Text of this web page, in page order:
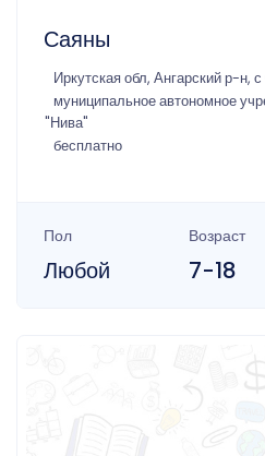
Саяны
Иркутская обл, Ангарский р-н,
муниципальное автономное
"Нива"
бесплатно
Пол
Любой
Возраст
7-18